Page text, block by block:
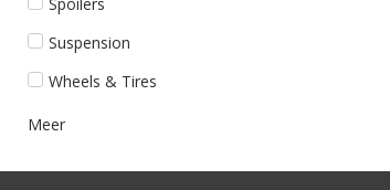
Suspension
Wheels & Tires
Meer